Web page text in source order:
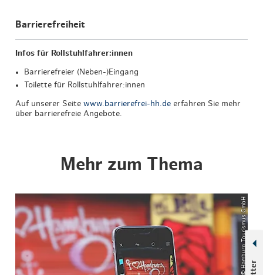
Barrierefreiheit
Infos für Rollstuhlfahrer:innen
Barrierefreier (Neben-)Eingang
Toilette für Rollstuhlfahrer:innen
Auf unserer Seitewww.barrierefrei-hh.de erfahren Sie mehr
über barrierefreie Angebote.
Mehr zum Thema
© Hamburg Tourismus GmbH